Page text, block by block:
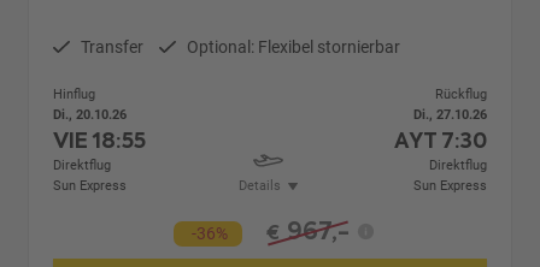
Transfer Optional: Flexibel stornierbar
Hinflug
Di., 20.10.26
VIE18:55
Direktflug
Sun Express
Details
Rückflug
Di., 27.10.26
AYT 7:30
Direktflug
Sun Express
-36% € 967,-